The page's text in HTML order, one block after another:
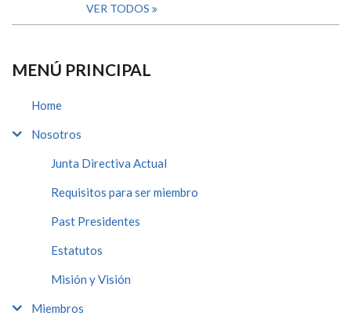
VER TODOS
MENÚ PRINCIPAL
Home
Nosotros
Junta Directiva Actual
Requisitos para ser miembro
Past Presidentes
Estatutos
Misión y Visión
Miembros